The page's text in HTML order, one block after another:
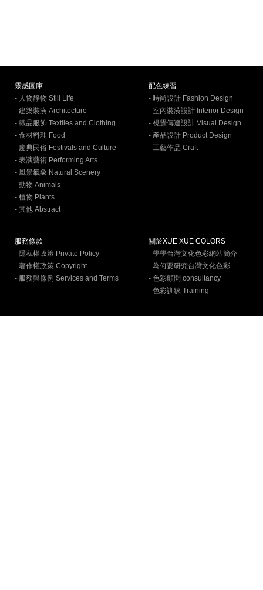
靈感圖庫
- 人物靜物 Still Life
- 建築裝潢 Architecture
- 織品服飾 Textiles and Clothing
- 食材料理 Food
- 慶典民俗 Festivals and Culture
- 表演藝術 Performing Arts
- 風景氣象 Natural Scenery
- 動物 Animals
- 植物 Plants
- 其他 Abstract
配色練習
- 時尚設計 Fashion Design
- 室內裝潢設計 Interior Design
- 視覺傳達設計 Visual Design
- 產品設計 Product Design
- 工藝作品 Craft
服務條款
- 隱私權政策 Private Policy
- 著作權政策 Copyright
- 服務與條例 Services and Terms
關於XUE XUE COLORS
- 學學台灣文化色彩網站簡介
- 為何要研究台灣文化色彩
- 色彩顧問 consultancy
- 色彩訓練 Training